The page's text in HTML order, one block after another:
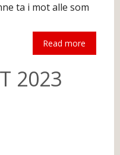
ta i mot alle som
Read more
2023